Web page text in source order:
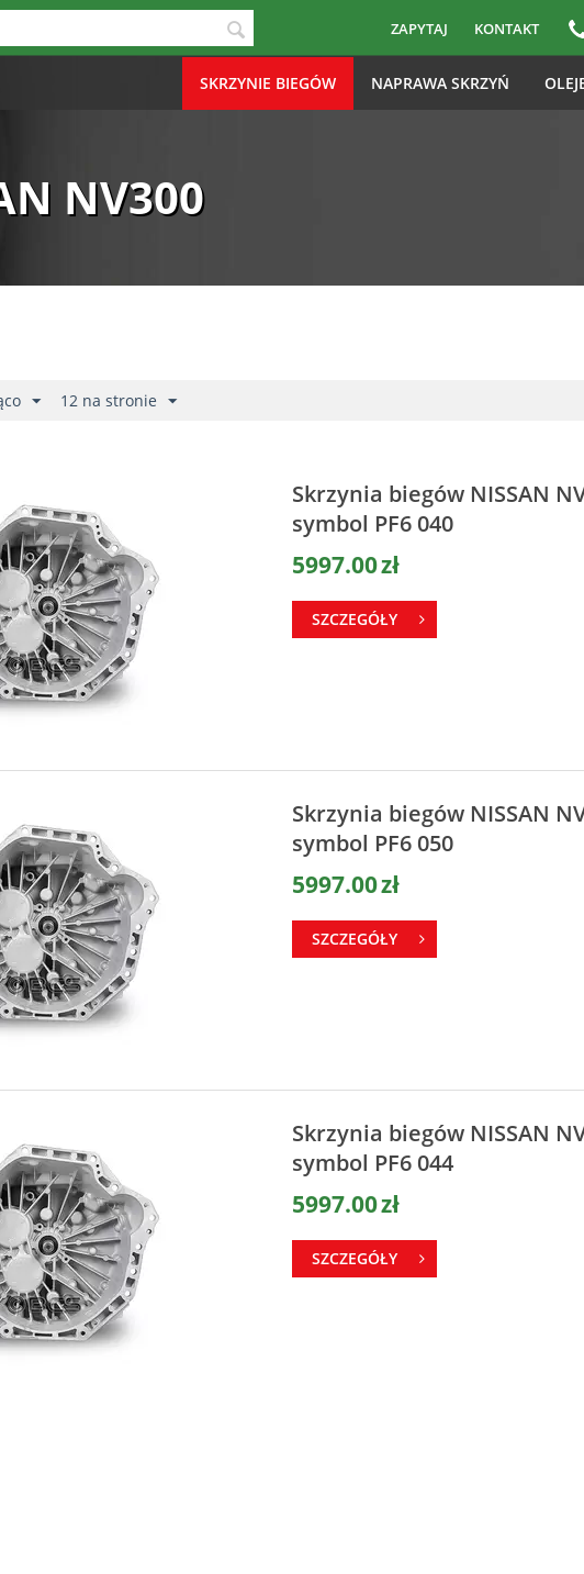
ZAPYTAJ KONTAKT
SKRZYNIE BIEGÓW NAPRAWA SKRZYŃ
NV300
12 na stronie
Skrzynia biegów NISSAN
symbol PF6 040
5997.00zł
SZCZEGÓŁY
Skrzynia biegów NISSAN
symbol PF6 050
5997.00zł
SZCZEGÓŁY
Skrzynia biegów NISSAN
symbol PF6 044
5997.00zł
SZCZEGÓŁY